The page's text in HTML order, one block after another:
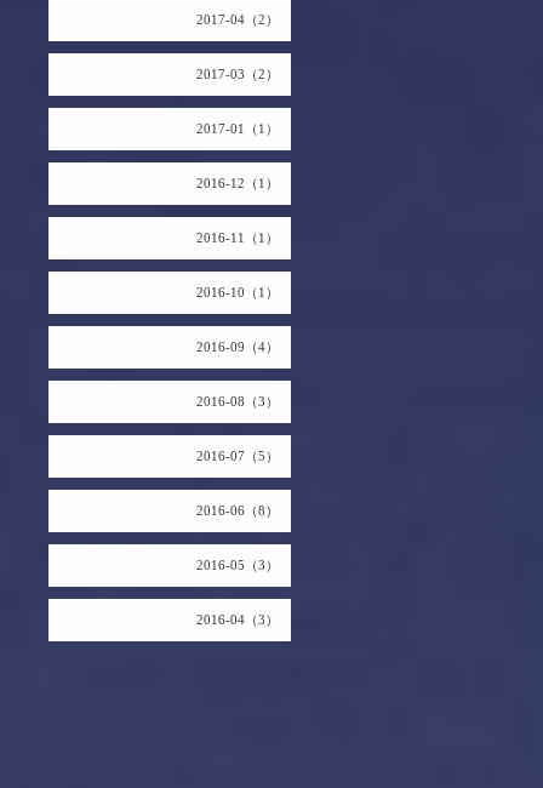
2017-04（2）
2017-03（2）
2017-01（1）
2016-12（1）
2016-11（1）
2016-10（1）
2016-09（4）
2016-08（3）
2016-07（5）
2016-06（8）
2016-05（3）
2016-04（3）